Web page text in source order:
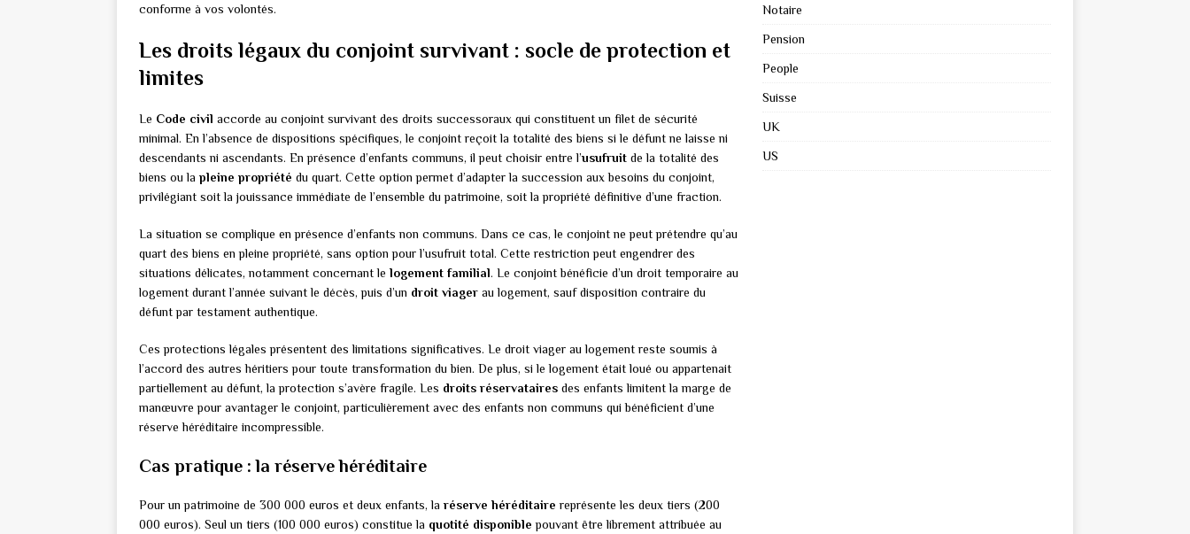
conforme à vos volontés.
Les droits légaux du conjoint survivant : socle de protection et
limites
Le Code civil accorde au conjoint survivant des droits successoraux qui constituent un filet de sécurité
minimal. En l’absence de dispositions spécifiques, le conjoint reçoit la totalité des biens si le défunt ne laisse ni
descendants ni ascendants. En présence d’enfants communs, il peut choisir entre l’usufruit de la totalité des
biens ou la pleine propriété du quart. Cette option permet d’adapter la succession aux besoins du conjoint,
privilégiant soit la jouissance immédiate de l’ensemble du patrimoine, soit la propriété définitive d’une fraction.
La situation se complique en présence d’enfants non communs. Dans ce cas, le conjoint ne peut prétendre qu’au
quart des biens en pleine propriété, sans option pour l’usufruit total. Cette restriction peut engendrer des
situations délicates, notamment concernant le logement familial. Le conjoint bénéficie d’un droit temporaire au
logement durant l’année suivant le décès, puis d’un droit viager au logement, sauf disposition contraire du
défunt par testament authentique.
Ces protections légales présentent des limitations significatives. Le droit viager au logement reste soumis à
l’accord des autres héritiers pour toute transformation du bien. De plus, si le logement était loué ou appartenait
partiellement au défunt, la protection s’avère fragile. Les droits réservataires des enfants limitent la marge de
manœuvre pour avantager le conjoint, particulièrement avec des enfants non communs qui bénéficient d’une
réserve héréditaire incompressible.
Cas pratique : la réserve héréditaire
Pour un patrimoine de 300 000 euros et deux enfants, la réserve héréditaire représente les deux tiers (200
000 euros). Seul un tiers (100 000 euros) constitue la quotité disponible pouvant être librement attribuée au
Notaire
Pension
People
Suisse
UK
US